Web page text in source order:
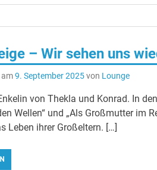
– Wir sehen uns
9. September 2025von Lounge
von Thekla und Konrad. In
Wellen“ und „Als Großmutter im
Leben ihrer Großeltern. […]